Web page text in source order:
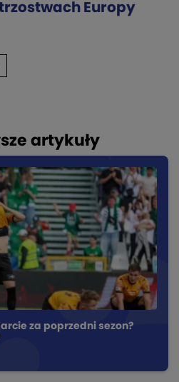
Europy
artykuły
za poprzedni sezon?